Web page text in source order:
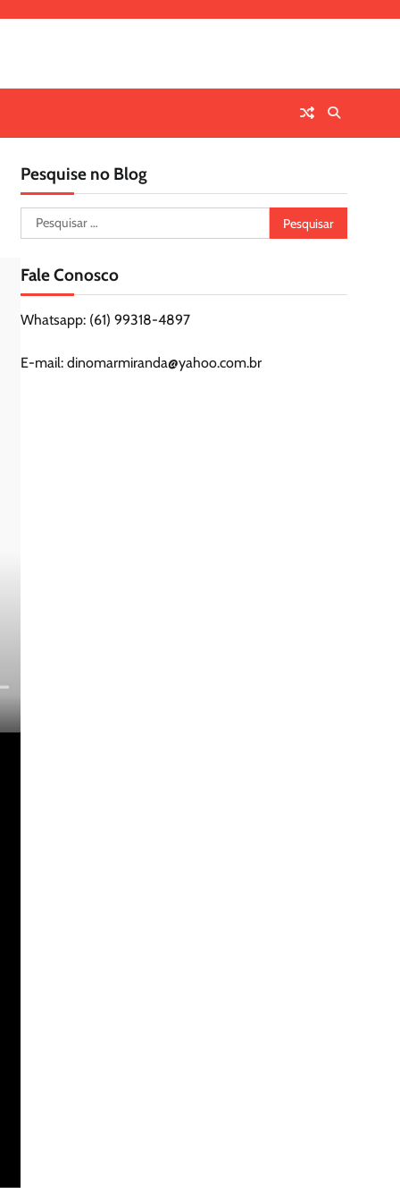
Pesquise no Blog
Pesquisar
por:
Fale Conosco
Whatsapp: (61) 99318-4897
E-mail: dinomarmiranda@yahoo.com.br